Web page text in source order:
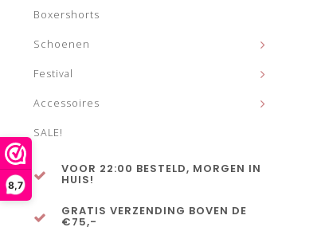
8,7
Boxershorts
Schoenen
Festival
Accessoires
SALE!
VOOR 22:00 BESTELD, MORGEN IN
HUIS!
GRATIS VERZENDING BOVEN DE
€75,-